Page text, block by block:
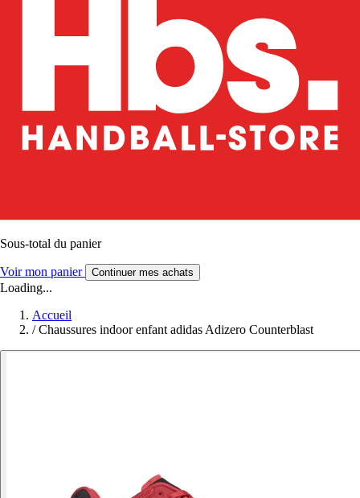
Sous-total du panier
Voir mon panier Continuer mes achats
Loading...
Accueil
/ Chaussures indoor enfant adidas Adizero Counterblast